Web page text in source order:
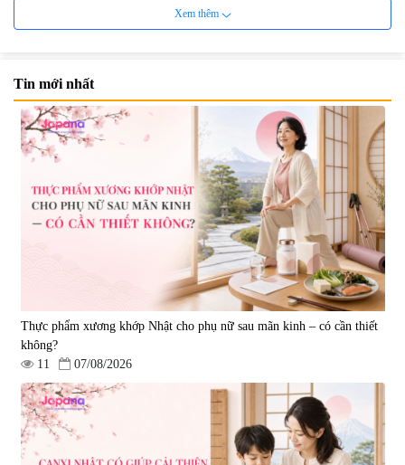
Viên uống hỗ trợ điều trị ung thư
Group 130 viên - Date 03/2027
| 121.329
8.500.000 đ
Bột uống nâng cao sức khỏe,
tăng sức đề kháng Nano
Fucoidan Extract Granule
(2gx30 gói)
|2.047
4.300.000 đ
Viên nang hỗ trợ điều trị ung thư
& chống suy mòn khối cơ
Okinawa Fucoidan Gold – 150
viên
3.850.000 đ
Bột uống hỗ trợ tăng cường miễn
dịch Tokyo Res 1000 30 gói
|12.160
3.960.000 đ
Xem thêm
Tin mới nhất
Thực phẩm xương khớp Nhật cho phụ nữ sau mãn kinh – có cần thiết
không?
11
07/08/2026